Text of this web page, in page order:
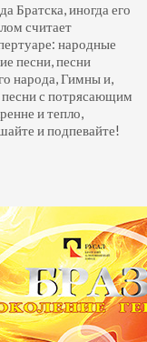
Братска, иногда его
считает
народные
песни, песни
народа, Гимны и,
песни с потрясающим
и тепло,
и подпевайте!